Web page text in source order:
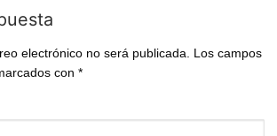
electrónico no será publicada.
Los campos
con *